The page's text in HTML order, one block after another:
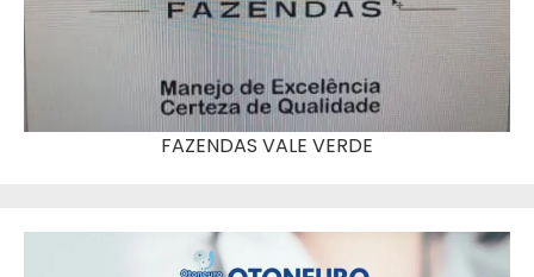
FAZENDAS VALE VERDE